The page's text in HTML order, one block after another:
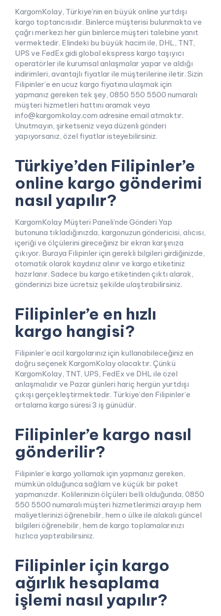
KargomKolay, Türkiye’nin en büyük online yurtdışı
kargo toptancısıdır. Binlerce müşterisi bulunmakta ve
çağrı merkezi her gün binlerce müşteri talebine yanıt
vermektedir. Elindeki bu büyük hacim ile, DHL, TNT,
UPS ve FedEx gidi global ekspress kargo taşıyıcı
operatörler ile kurumsal anlaşmalar yapar ve aldığı
indirimleri, avantajlı fiyatlar ile müşterilerine iletir. Sizin
Filipinler’e en ucuz kargo fiyatına ulaşmak için
yapmanız gereken tek şey, 0850 550 5500 numaralı
müşteri hizmetleri hattını aramak veya
info@kargomkolay.com adresine email atmaktır.
Unutmayın, şirketseniz veya düzenli gönderi
yapıyorsanız, özel fiyatlar isteyebilirsiniz.
Türkiye’den Filipinler’e
online kargo gönderimi
nasıl yapılır?
KargomKolay Müşteri Paneli’nde Gönderi Yap
butonuna tıkladığınızda, kargonuzun göndericisi, alıcısı,
içeriği ve ölçülerini gireceğiniz bir ekran karşınıza
çıkıyor. Buraya Filipinler için gerekli bilgileri girdiğinizde,
otomatik olarak kaydınız alınır ve kargo etiketiniz
hazırlanır. Sadece bu kargo etiketinden çıktı alarak,
gönderinizi bize ücretsiz şekilde ulaştırabilirsiniz.
Filipinler’e en hızlı
kargo hangisi?
Filipinler’e acil kargolarınız için kullanabileceğiniz en
doğru seçenek KargomKolay olacaktır. Çünkü
KargomKolay, TNT, UPS, FedEx ve DHL ile özel
anlaşmalıdır ve Pazar günleri hariç hergün yurtdışı
çıkışı gerçekleştirmektedir. Türkiye’den Filipinler’e
ortalama kargo süresi 3 iş günüdür.
Filipinler’e kargo nasıl
gönderilir?
Filipinler’e kargo yollamak için yapmanız gereken,
mümkün olduğunca sağlam ve küçük bir paket
yapmanızdır. Kolilerinizin ölçüleri belli olduğunda, 0850
550 5500 numaralı müşteri hizmetlerimizi arayıp hem
maliyetlerinizi öğrenebilir, hem o ülke ile alakalı güncel
bilgileri öğrenebilir, hem de kargo toplamalarınızı
hızlıca yaptırabilirsiniz.
Filipinler için kargo
ağırlık hesaplama
işlemi nasıl yapılır?